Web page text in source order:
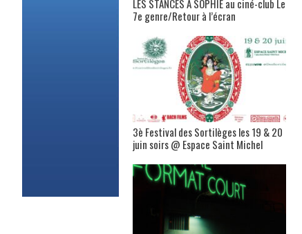
LES STANCES A SOPHIE au ciné-club Le
7e genre/Retour à l’écran
3è Festival des Sortilèges les 19 & 20
juin soirs @ Espace Saint Michel